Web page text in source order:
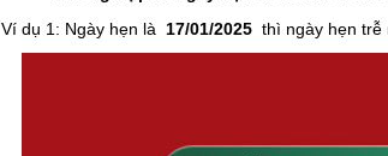
Ví dụ 1: Ngày hẹn là 17/01/2025 thì ngày hẹn